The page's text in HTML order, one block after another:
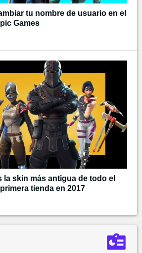
tu nombre de usuario en el
Games
la skin más antigua de todo el
tienda en 2017